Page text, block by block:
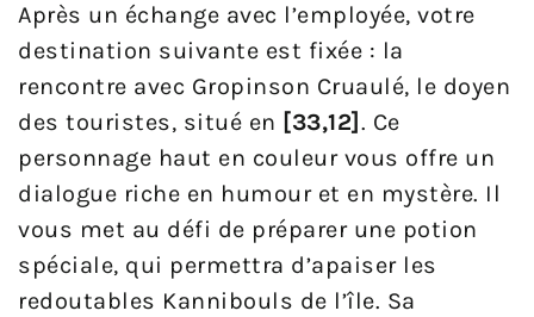
Après un échange avec l’employée, votre
destination suivante est fixée : la
rencontre avec Gropinson Cruaulé, le doyen
des touristes, situé en [33,12] . Ce
personnage haut en couleur vous offre un
dialogue riche en humour et en mystère. Il
vous met au défi de préparer une potion
spéciale, qui permettra d’apaiser les
redoutables Kannibouls de l’île. Sa